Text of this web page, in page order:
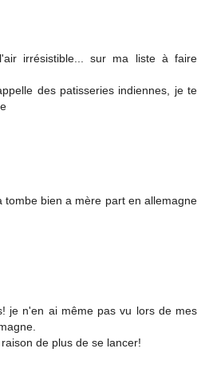
irrésistible... sur ma liste à faire
des patisseries indiennes, je te
tombe bien a mère part en allemagne
je n'en ai même pas vu lors de mes
de plus de se lancer!